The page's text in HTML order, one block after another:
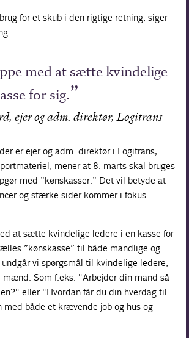
for et skub i den rigtige retning, siger
med at sætte kvindelige
for sig.
ejer og adm. direktør, Logitrans
er ejer og adm. direktør i Logitrans,
mener at 8. marts skal bruges
med ”kønskasser.” Det vil betyde at
og stærke sider kommer i fokus
at sætte kvindelige ledere i en kasse for
”kønskasse” til både mandlige og
vi spørgsmål til kvindelige ledere,
Som f.eks. "Arbejder din mand så
eller "Hvordan får du din hverdag til
både et krævende job og hus og